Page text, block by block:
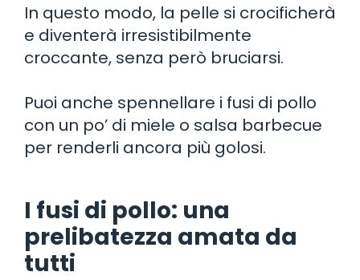
In questo modo, la pelle si crocificherà
e diventerà irresistibilmente
croccante, senza però bruciarsi.
Puoi anche spennellare i fusi di pollo
con un po’ di miele o salsa barbecue
per renderli ancora più golosi.
I fusi di pollo: una
prelibatezza amata da
tutti